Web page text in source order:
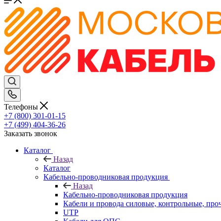
Телефоны
+7 (800) 301-01-15
+7 (499) 404-36-26
Заказать звонок
Каталог
Назад
Каталог
Кабельно-проводниковая продукция
Назад
Кабельно-проводниковая продукция
Кабели и провода силовые, контрольные,
UTP